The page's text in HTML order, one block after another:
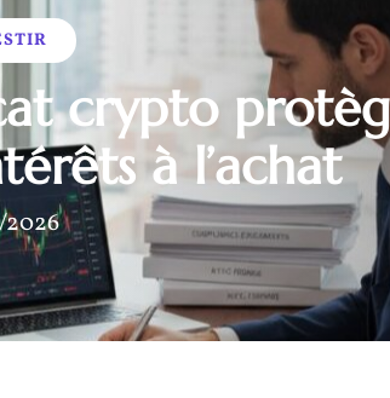
crypto
à l’achat